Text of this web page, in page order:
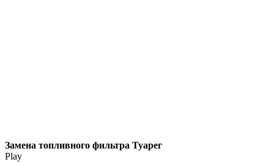
Замена топливного фильтра Туарег
Play